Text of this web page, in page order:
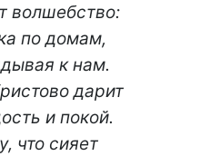
волшебство:
по домам,
к нам.
дарит
и покой.
что сияет